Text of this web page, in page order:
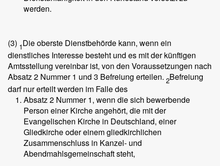
werden.
(3) 1Die oberste Dienstbehörde kann, wenn ein
dienstliches Interesse besteht und es mit der künftigen
Amtsstellung vereinbar ist, von den Voraussetzungen nach
Absatz 2 Nummer 1 und 3 Befreiung erteilen. 2Befreiung
darf nur erteilt werden im Falle des
Absatz 2 Nummer 1, wenn die sich bewerbende
Person einer Kirche angehört, die mit der
Evangelischen Kirche in Deutschland, einer
Gliedkirche oder einem gliedkirchlichen
Zusammenschluss in Kanzel- und
Abendmahlsgemeinschaft steht,